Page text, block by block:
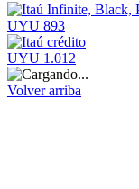
UYU 893
UYU 1.012
Volver arriba